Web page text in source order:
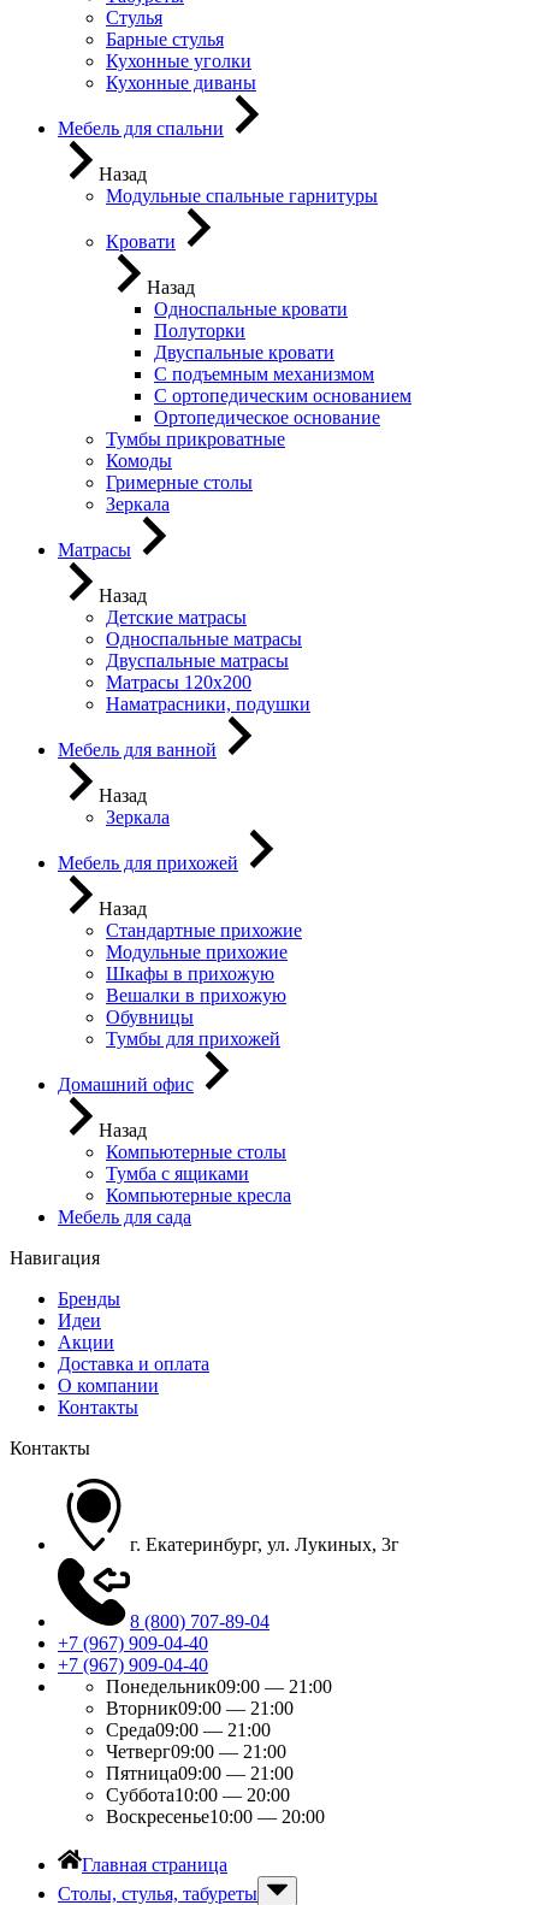
Стулья
Барные стулья
Кухонные уголки
Кухонные диваны
Мебель для спальни
Назад
Модульные спальные гарнитуры
Кровати
Назад
Односпальные кровати
Полуторки
Двуспальные кровати
С подъемным механизмом
С ортопедическим основанием
Ортопедическое основание
Тумбы прикроватные
Комоды
Гримерные столы
Зеркала
Матрасы
Назад
Детские матрасы
Односпальные матрасы
Двуспальные матрасы
Матрасы 120х200
Наматрасники, подушки
Мебель для ванной
Назад
Зеркала
Мебель для прихожей
Назад
Стандартные прихожие
Модульные прихожие
Шкафы в прихожую
Вешалки в прихожую
Обувницы
Тумбы для прихожей
Домашний офис
Назад
Компьютерные столы
Тумба с ящиками
Компьютерные кресла
Мебель для сада
Навигация
Бренды
Идеи
Акции
Доставка и оплата
О компании
Контакты
Контакты
г. Екатеринбург, ул. Лукиных, 3г
8 (800) 707-89-04
+7 (967) 909-04-40
+7 (967) 909-04-40
Понедельник09:00 — 21:00
Вторник09:00 — 21:00
Среда09:00 — 21:00
Четверг09:00 — 21:00
Пятница09:00 — 21:00
Суббота10:00 — 20:00
Воскресенье10:00 — 20:00
Главная страница
Столы, стулья, табуреты